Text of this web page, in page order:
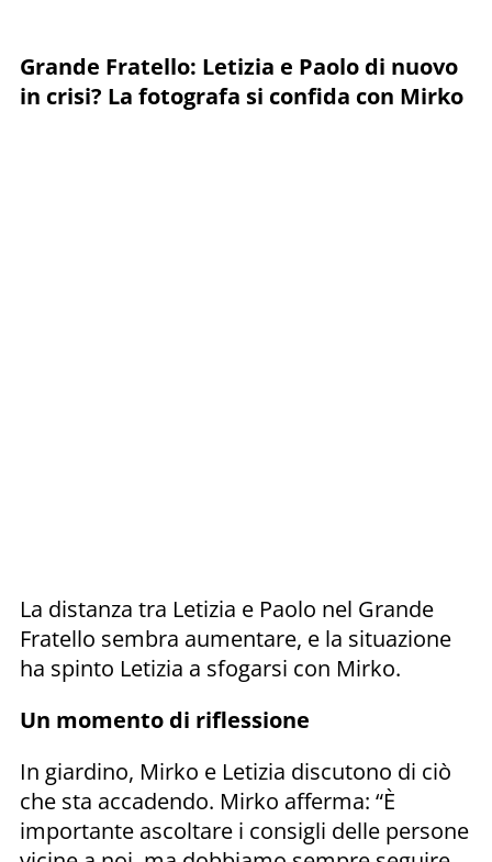
Grande Fratello: Letizia e Paolo di nuovo
in crisi? La fotografa si confida con Mirko
La distanza tra Letizia e Paolo nel Grande
Fratello sembra aumentare, e la situazione
ha spinto Letizia a sfogarsi con Mirko.
Un momento di riflessione
In giardino, Mirko e Letizia discutono di ciò
che sta accadendo. Mirko afferma: “È
importante ascoltare i consigli delle persone